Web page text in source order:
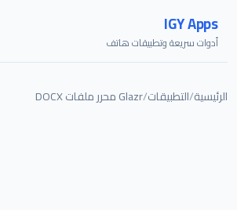
IGY Apps
أدوات سريعة وتطبيقات هاتف
الرئيسية/التطبيقات/Glazr محرر ملفات DOCX